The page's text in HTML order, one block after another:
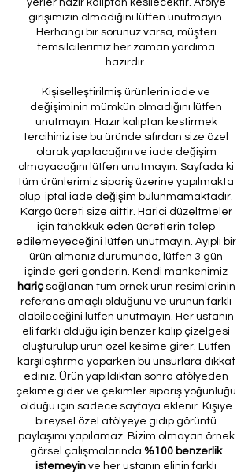
girişimizin olmadığını lütfen unutmayın.
Herhangi bir sorunuz varsa, müşteri
temsilcilerimiz her zaman yardıma
hazırdır.
Kişiselleştirilmiş ürünlerin iade ve
değişiminin mümkün olmadığını lütfen
unutmayın. Hazır kalıptan kestirmek
tercihiniz ise bu üründe sıfırdan size özel
olarak yapılacağını ve iade değişim
olmayacağını lütfen unutmayın. Sayfada ki
tüm ürünlerimiz sipariş üzerine yapılmakta
olup iptal iade değişim bulunmamaktadır.
Kargo ücreti size aittir. Harici düzeltmeler
için tahakkuk eden ücretlerin talep
edilemeyeceğini lütfen unutmayın. Ayıplı bir
ürün almanız durumunda, lütfen 3 gün
içinde geri gönderin. Kendi mankenimiz
hariçsağlanan tüm örnek ürün resimlerinin
referans amaçlı olduğunu ve ürünün farklı
olabileceğini lütfen unutmayın. Her ustanın
eli farklı olduğu için benzer kalıp çizelgesi
oluşturulup ürün özel kesime girer. Lütfen
karşılaştırma yaparken bu unsurlara dikkat
ediniz. Ürün yapıldıktan sonra atölyeden
çekime gider ve çekimler sipariş yoğunluğu
olduğu için sadece sayfaya eklenir. Kişiye
bireysel özel atölyeye gidip görüntü
paylaşımı yapılamaz. Bizim olmayan örnek
görsel çalışmalarında %100 benzerlik
istemeyin ve her ustanın elinin farklı